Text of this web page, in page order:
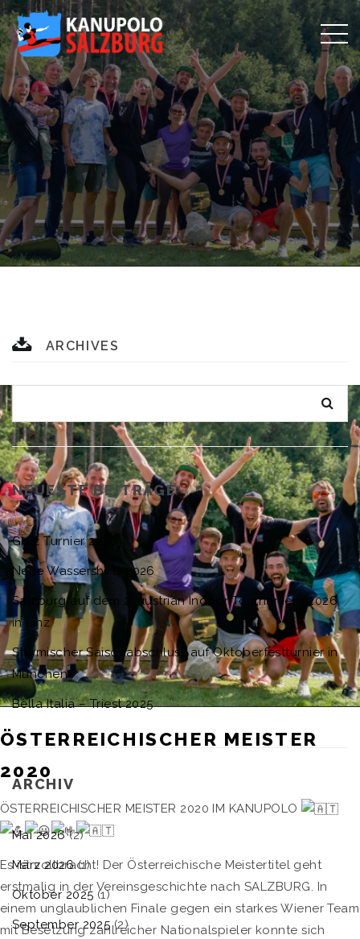
ARCHIVES
ÖSTERREICHISCHER MEISTER
2020
ÖSTERREICHISCHER MEISTER 2020 IM KANUPOLO
Es ist vollbracht! Der Österreichische Meistertitel geht
erstmalig in der Vereinsgeschichte nach SALZBURG. In
einem unglaublichen Finale gegen ein starkes Wiener Team
mit Besetzung zahlreicher Nationalspieler konnte sich
NEUESTE BEITRÄGE
Graz Turnier 2026
Neue Wassershirts 2026
Salzburg auf dem 2. Austrian Indoor Tournament 2026
in Linz
Stürmischer Saisonabschluss auf Oktoberfestturnier in
München
Bella Italia – Triest 2025
ARCHIV
Mai 2026(2)
März 2026(1)
Oktober 2025 (1)
September 2025(2)